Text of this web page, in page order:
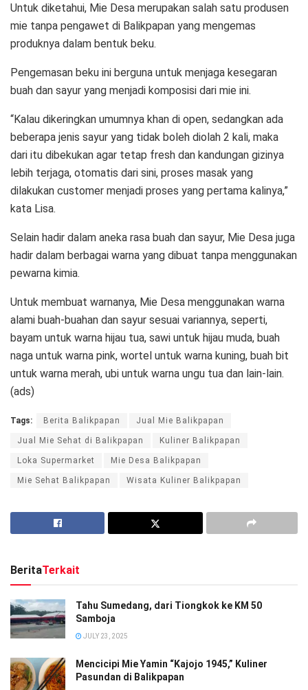
Untuk diketahui, Mie Desa merupakan salah satu produsen
mie tanpa pengawet di Balikpapan yang mengemas
produknya dalam bentuk beku.
Pengemasan beku ini berguna untuk menjaga kesegaran
buah dan sayur yang menjadi komposisi dari mie ini.
“Kalau dikeringkan umumnya khan di open, sedangkan ada
beberapa jenis sayur yang tidak boleh diolah 2 kali, maka
dari itu dibekukan agar tetap fresh dan kandungan gizinya
lebih terjaga, otomatis dari sini, proses masak yang
dilakukan customer menjadi proses yang pertama kalinya,”
kata Lisa.
Selain hadir dalam aneka rasa buah dan sayur, Mie Desa juga
hadir dalam berbagai warna yang dibuat tanpa menggunakan
pewarna kimia.
Untuk membuat warnanya, Mie Desa menggunakan warna
alami buah-buahan dan sayur sesuai variannya, seperti,
bayam untuk warna hijau tua, sawi untuk hijau muda, buah
naga untuk warna pink, wortel untuk warna kuning, buah bit
untuk warna merah, ubi untuk warna ungu tua dan lain-lain.
(ads)
Tags: Berita Balikpapan Jual Mie Balikpapan
Jual Mie Sehat di Balikpapan Kuliner Balikpapan
Loka Supermarket Mie Desa Balikpapan
Mie Sehat Balikpapan Wisata Kuliner Balikpapan
BeritaTerkait
Tahu Sumedang, dari Tiongkok ke KM 50
Samboja
JULY 23, 2025
Mencicipi Mie Yamin “Kajojo 1945,” Kuliner
Pasundan di Balikpapan